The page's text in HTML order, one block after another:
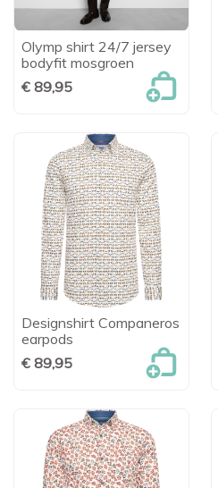
Olymp shirt 24/7 jersey
bodyfit mosgroen
€ 89,95
Designshirt Companeros
earpods
€ 89,95